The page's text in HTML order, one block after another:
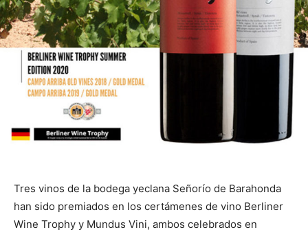
Tres vinos de la bodega yeclana Señorío de Barahonda
han sido premiados en los certámenes de vino Berliner
Wine Trophy y Mundus Vini, ambos celebrados en